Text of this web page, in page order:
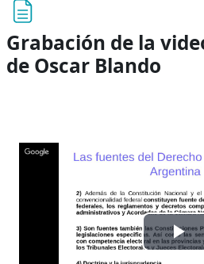
Grabación de la
de Oscar Blando